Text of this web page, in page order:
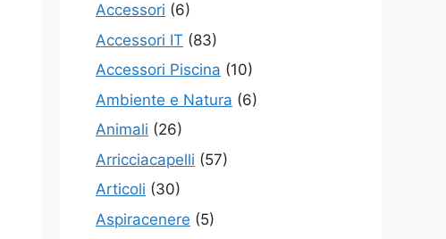
Accessori (6)
Accessori IT (83)
Accessori Piscina (10)
Ambiente e Natura (6)
Animali (26)
Arricciacapelli (57)
Articoli (30)
Aspiracenere (5)